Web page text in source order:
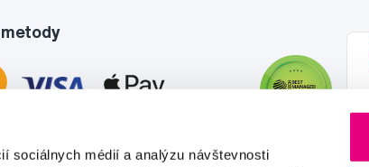
sociálnych médií a analýzu návštevnosti